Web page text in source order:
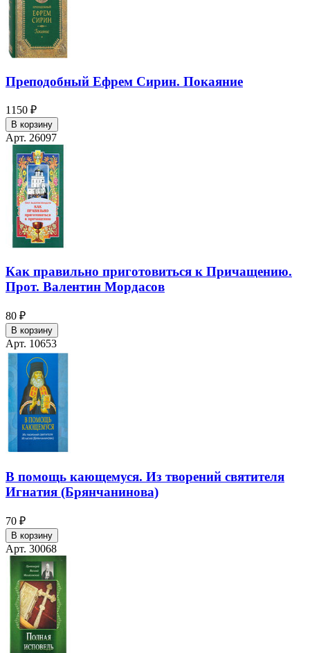
Преподобный Ефрем Сирин. Покаяние
1150 ₽
В корзину
Арт. 26097
Как правильно приготовиться к Причащению.
Прот. Валентин Мордасов
80 ₽
В корзину
Арт. 10653
В помощь кающемуся. Из творений святителя
Игнатия (Брянчанинова)
70 ₽
В корзину
Арт. 30068